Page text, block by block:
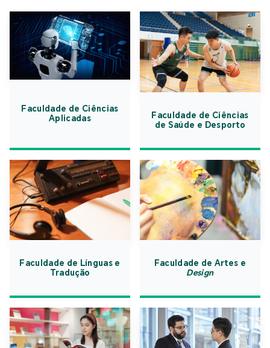
Faculdade de Ciências
Aplicadas
Faculdade de Ciências
de Saúde e Desporto
Faculdade de Línguas e
Tradução
Faculdade de Artes e
Design